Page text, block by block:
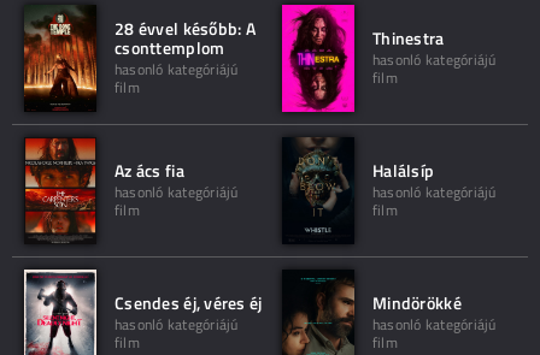
28 évvel később: A
csonttemplom
hasonló kategóriájú
film
Thinestra
hasonló kategóriájú
film
Az ács fia
hasonló kategóriájú
film
Halálsíp
hasonló kategóriájú
film
Csendes éj, véres éj
hasonló kategóriájú
film
Mindörökké
hasonló kategóriájú
film